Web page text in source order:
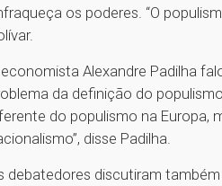
os poderes. “O
economista Alexandre Padilha
da definição do
do populismo na Europa,
disse Padilha.
debatedores discutiram